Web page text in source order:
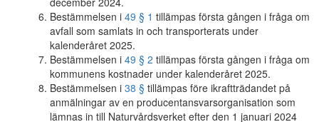
Bestämmelsen i 49 § 1 tillämpas första gången i fråga om
avfall som samlats in och transporterats under
kalenderåret 2025.
Bestämmelsen i 49 § 2 tillämpas första gången i fråga om
kommunens kostnader under kalenderåret 2025.
Bestämmelsen i 38 § tillämpas före ikraftträdandet på
anmälningar av en producentansvarsorganisation som
lämnas in till Naturvårdsverket efter den 1 januari 2024